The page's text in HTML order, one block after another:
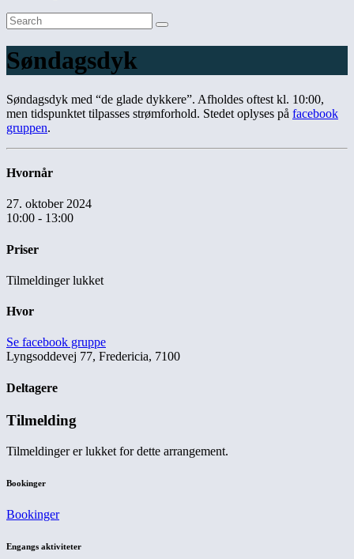
Søndagsdyk
Søndagsdyk med “de glade dykkere”. Afholdes oftest kl. 10:00,
men tidspunktet tilpasses strømforhold. Stedet oplyses på facebook
gruppen.
Hvornår
27. oktober 2024
10:00 - 13:00
Priser
Tilmeldinger lukket
Hvor
Se facebook gruppe
Lyngsoddevej 77, Fredericia, 7100
Deltagere
Tilmelding
Tilmeldinger er lukket for dette arrangement.
Bookinger
Bookinger
Engangs aktiviteter